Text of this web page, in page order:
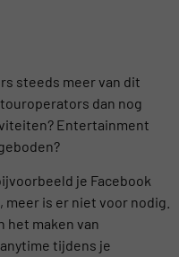
steeds meer van dit
dan nog
Entertainment
je Facebook
is er niet voor nodig.
het maken van
tijdens je